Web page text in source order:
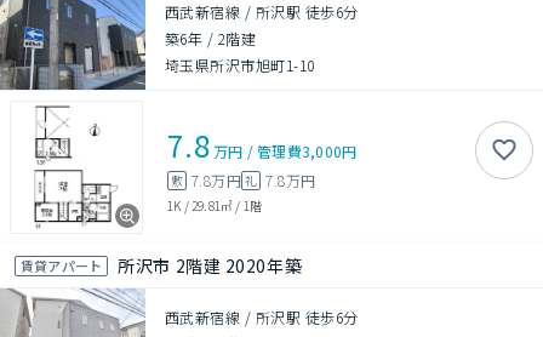
西武新宿線 / 所沢駅 徒歩6分
築6年 / 2階建
埼玉県所沢市旭町1-10
7.8万円 /管理費3,000円
敷 7.8万円礼 7.8万円
1K / 29.81㎡ / 1階
賃貸アパート 所沢市 2階建 2020年築
西武新宿線 / 所沢駅 徒歩6分